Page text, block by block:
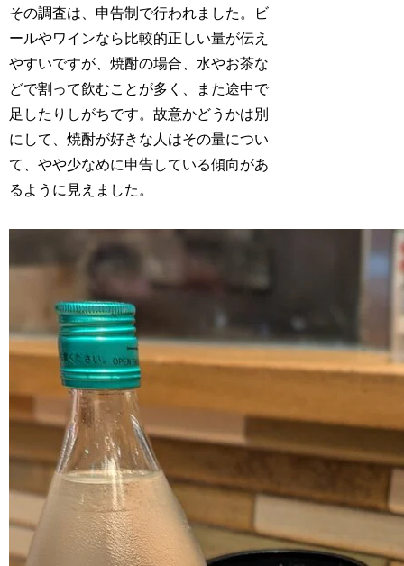
その調査は、申告制で行われました。ビ
ールやワインなら比較的正しい量が伝え
やすいですが、焼酎の場合、水やお茶な
どで割って飲むことが多く、また途中で
足したりしがちです。故意かどうかは別
にして、焼酎が好きな人はその量につい
て、やや少なめに申告している傾向があ
るように見えました。